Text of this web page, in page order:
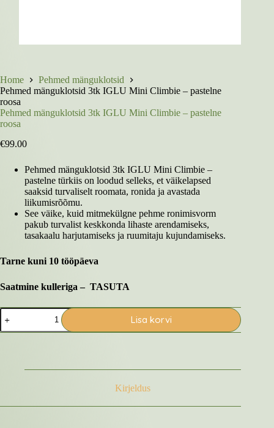
Home
Pehmed mänguklotsid
Pehmed mänguklotsid 3tk IGLU Mini Climbie – pastelne
roosa
Pehmed mänguklotsid 3tk IGLU Mini Climbie – pastelne
roosa
€99.00
Pehmed mänguklotsid 3tk IGLU Mini Climbie –
pastelne türkiis on loodud selleks, et väikelapsed
saaksid turvaliselt roomata, ronida ja avastada
liikumisrõõmu.
See väike, kuid mitmekülgne pehme ronimisvorm
pakub turvalist keskkonda lihaste arendamiseks,
tasakaalu harjutamiseks ja ruumitaju kujundamiseks.
Tarne kuni 10 tööpäeva
Saatmine kulleriga – TASUTA
Pehmed
mänguklotsid
3tk
kogus
Lisa korvi
Kirjeldus